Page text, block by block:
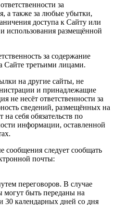
за
а также за любые убытки,
доступа к Сайту или
использования размещённой
за содержание
третьими лицами.
на другие сайты, не
и принадлежащие
не несёт ответственности за
сведений, размещённых на
на себя обязательств по
информации, оставленной
сообщения следует сообщать
почты:
переговоров. В случае
могут быть переданы на
30 календарных дней со дня